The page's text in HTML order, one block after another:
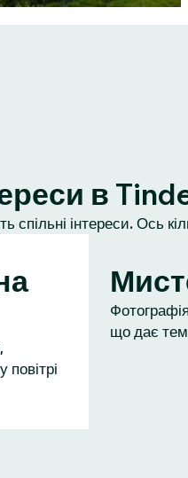
в
спільні інтереси. Ось
повітрі
що дає